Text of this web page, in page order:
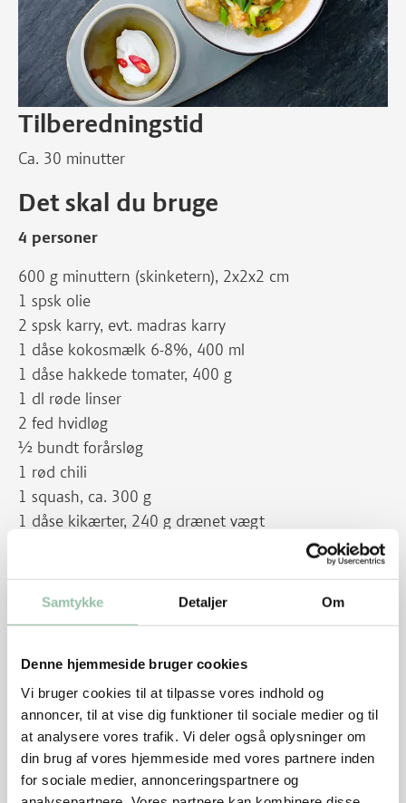
Samtykke Detaljer Om
Denne hjemmeside bruger cookies
Vi bruger cookies til at tilpasse vores indhold og
annoncer, til at vise dig funktioner til sociale medier og til
at analysere vores trafik. Vi deler også oplysninger om
din brug af vores hjemmeside med vores partnere inden
for sociale medier, annonceringspartnere og
Tilberedningstid
Ca. 30 minutter
Det skal du bruge
4 personer
600 g minuttern (skinketern), 2x2x2 cm
1 spsk olie
2 spsk karry, evt. madras karry
1 dåse kokosmælk 6-8%, 400 ml
1 dåse hakkede tomater, 400 g
1 dl røde linser
2 fed hvidløg
½ bundt forårsløg
1 rød chili
1 squash, ca. 300 g
1 dåse kikærter, 240 g drænet vægt
2 dl ris, gerne fuldkorn
Evt. yoghurt natural
Sådan gør du
Kog ris som anvist på pakken.